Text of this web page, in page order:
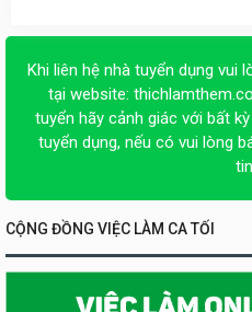
Khi liên hệ nhà tuyển dụng vui
tại website:
tuyển hãy cảnh giác với bất
tuyển dụng, nếu có vui lòng
CỘNG ĐỒNG VIỆC LÀM CA TỐI